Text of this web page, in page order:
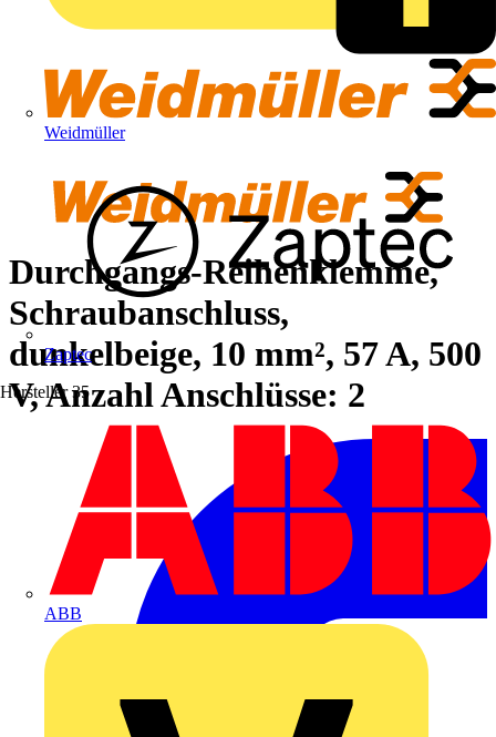
Weidmüller
Zaptec
Hersteller 35
ABB
Durchgangs-Reihenklemme,
Schraubanschluss,
dunkelbeige, 10 mm², 57 A, 500
V, Anzahl Anschlüsse: 2